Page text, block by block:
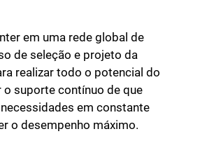
em uma rede global de
de seleção e projeto da
realizar todo o potencial do
suporte contínuo de que
em constante
o desempenho máximo.